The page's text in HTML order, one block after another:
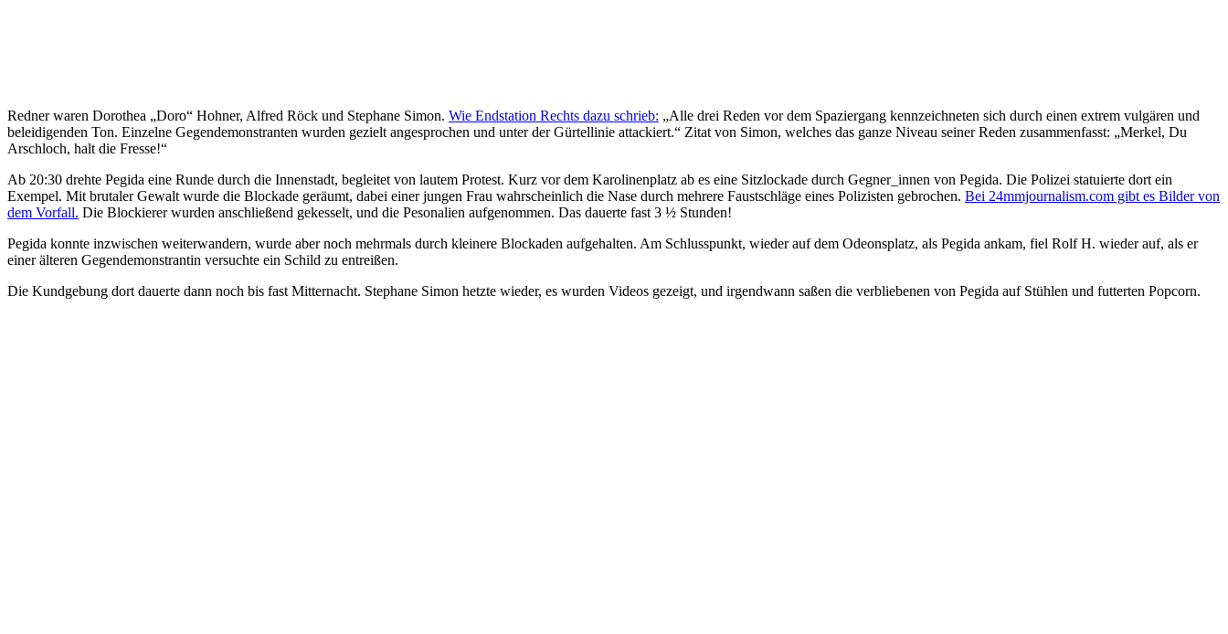
Redner waren Dorothea „Doro“ Hohner, Alfred Röck und Stephane Simon. Wie Endstation Rechts dazu schrieb: „Alle drei Reden vor dem Spaziergang kennzeichneten sich durch einen extrem vulgären und
beleidigenden Ton. Einzelne Gegendemonstranten wurden gezielt angesprochen und unter der Gürtellinie attackiert.“ Zitat von Simon, welches das ganze Niveau seiner Reden zusammenfasst: „Merkel, Du
Arschloch, halt die Fresse!“
Ab 20:30 drehte Pegida eine Runde durch die Innenstadt, begleitet von lautem Protest. Kurz vor dem Karolinenplatz ab es eine Sitzlockade durch Gegner_innen von Pegida. Die Polizei statuierte dort ein
Exempel. Mit brutaler Gewalt wurde die Blockade geräumt, dabei einer jungen Frau wahrscheinlich die Nase durch mehrere Faustschläge eines Polizisten gebrochen. Bei 24mmjournalism.com gibt es Bilder von
dem Vorfall. Die Blockierer wurden anschließend gekesselt, und die Pesonalien aufgenommen. Das dauerte fast 3 ½ Stunden!
Pegida konnte inzwischen weiterwandern, wurde aber noch mehrmals durch kleinere Blockaden aufgehalten. Am Schlusspunkt, wieder auf dem Odeonsplatz, als Pegida ankam, fiel Rolf H. wieder auf, als er
einer älteren Gegendemonstrantin versuchte ein Schild zu entreißen.
Die Kundgebung dort dauerte dann noch bis fast Mitternacht. Stephane Simon hetzte wieder, es wurden Videos gezeigt, und irgendwann saßen die verbliebenen von Pegida auf Stühlen und futterten Popcorn.